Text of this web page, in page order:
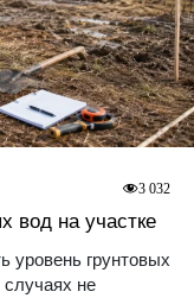
вод на участке
уровень грунтовых
не
3 032